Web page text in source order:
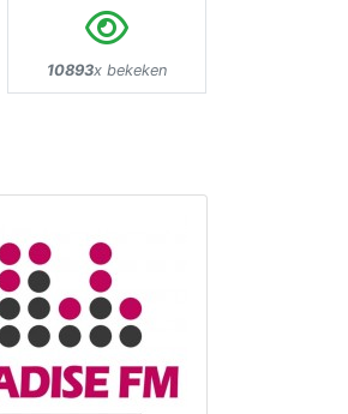
10893x bekeken